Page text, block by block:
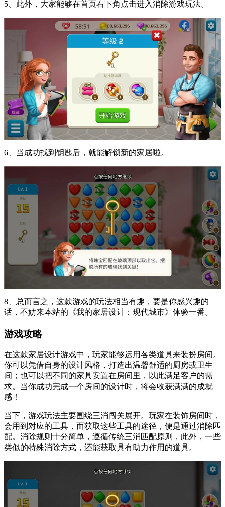
5、此外，大家能够在首页右下角点击进入消除游戏玩法。
6、当成功找到钥匙后，就能解锁新的家居啦。
8、总而言之，这款游戏的玩法相当有趣，要是你感兴趣的
话，不妨来本站的《我的家居设计：现代城市》体验一番。
游戏攻略
在这款家居设计游戏中，玩家能够运用各类道具来装扮房间。
你可以凭借自身的设计风格，打造出温馨舒适的厨房或卫生
间；也可以把不同的家具安置在房间里，以此满足客户的需
求。当你成功完成一个房间的设计时，将会收获满满的成就
感！
当下，游戏玩法主要围绕三消闯关展开。玩家在装饰房间时，
会用到对应的工具，而获取这些工具的途径，便是通过消除匹
配。消除规则十分简单，遵循传统三消匹配原则，此外，一些
类似的特殊消除方式，还能获取具有助力作用的道具。